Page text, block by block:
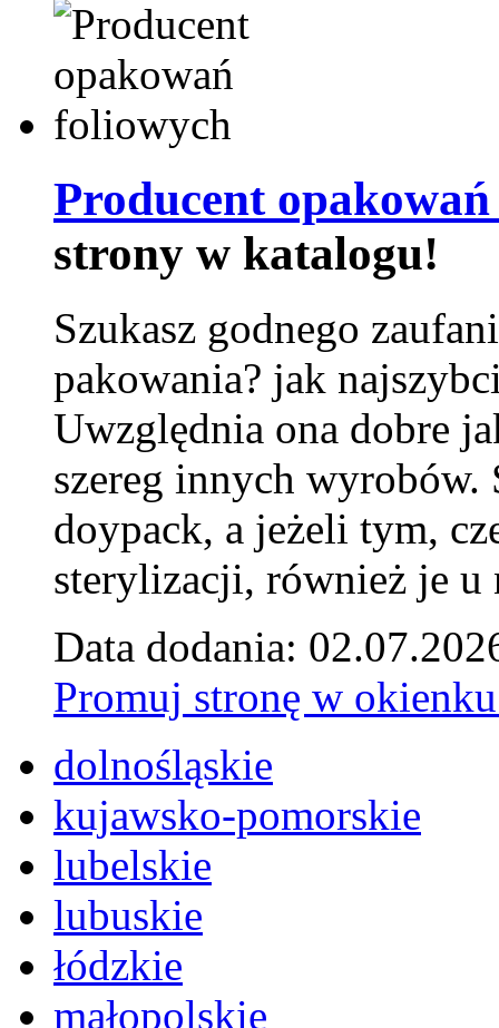
Producent
strony w katalogu!
Szukasz godnego
pakowania? jak
Uwzględnia ona dobre
szereg innych
doypack, a jeżeli tym,
sterylizacji, również je u
Data dodania:
Promuj stronę w
dolnośląskie
kujawsko-pomorskie
lubelskie
lubuskie
łódzkie
małopolskie